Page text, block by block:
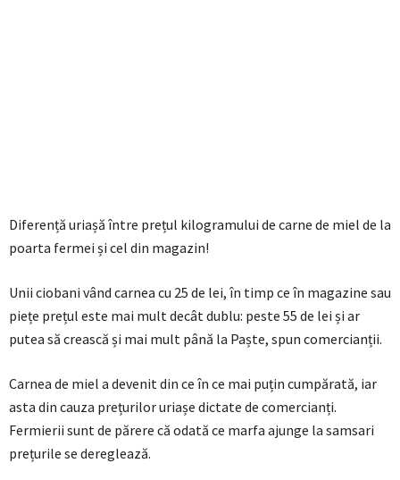
Diferență uriașă între prețul kilogramului de carne de miel de la
poarta fermei și cel din magazin!
Unii ciobani vând carnea cu 25 de lei, în timp ce în magazine sau
piețe prețul este mai mult decât dublu: peste 55 de lei și ar
putea să crească și mai mult până la Paște, spun comercianții.
Carnea de miel a devenit din ce în ce mai puțin cumpărată, iar
asta din cauza prețurilor uriașe dictate de comercianți.
Fermierii sunt de părere că odată ce marfa ajunge la samsari
prețurile se dereglează.